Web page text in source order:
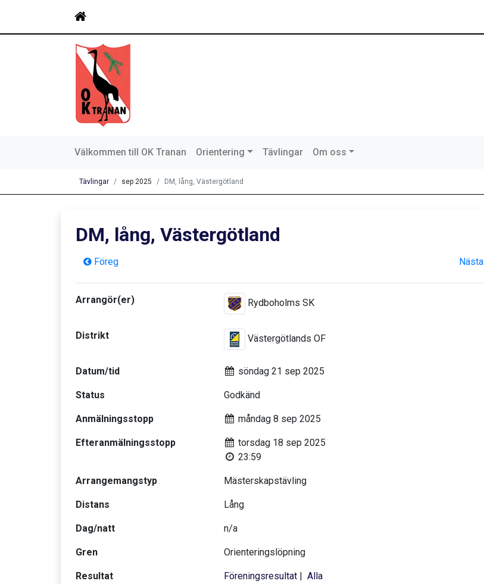
Välkommen till OK Tranan Orientering Tävlingar Om oss
Tävlingar sep 2025 DM, lång, Västergötland
DM, lång, Västergötland
Föreg Nästa
Arrangör(er) Rydboholms SK
Distrikt Västergötlands OF
Datum/tid söndag 21 sep 2025
Status Godkänd
Anmälningsstopp måndag 8 sep 2025
Efteranmälningsstopp
torsdag 18 sep 2025
23:59
Arrangemangstyp Mästerskapstävling
Distans Lång
Dag/natt n/a
Gren Orienteringslöpning
Resultat Föreningsresultat| Alla